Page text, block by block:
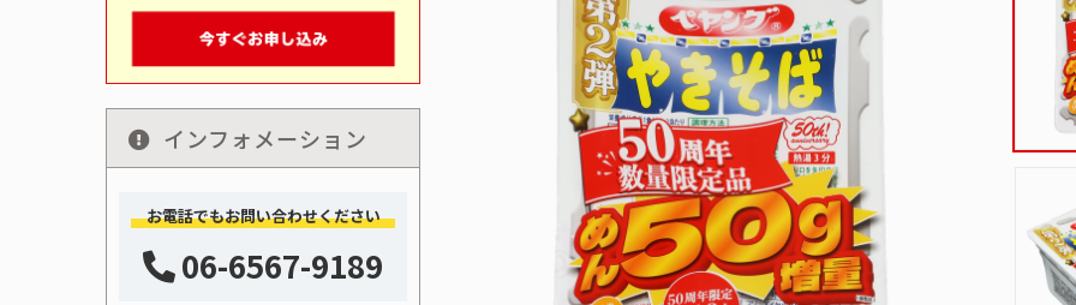
インフォメーション
お電話でもお問い合わせください
06-6567-9189